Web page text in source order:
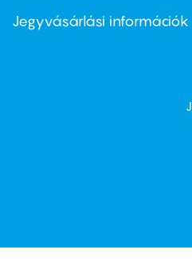
second
Jegyvásárlási információk